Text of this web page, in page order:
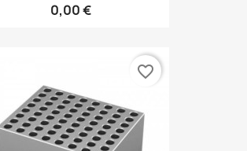
0,00 €
favorite_border